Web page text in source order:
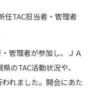
TAC担当者・管理者
管理者が参加し、ＪＡ
のTAC活動状況や、
れました。開会にあた